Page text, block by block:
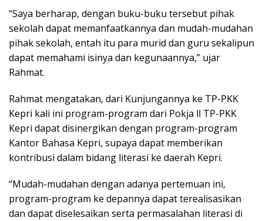
“Saya berharap, dengan buku-buku tersebut pihak
sekolah dapat memanfaatkannya dan mudah-mudahan
pihak sekolah, entah itu para murid dan guru sekalipun
dapat memahami isinya dan kegunaannya,” ujar
Rahmat.
Rahmat mengatakan, dari Kunjungannya ke TP-PKK
Kepri kali ini program-program dari Pokja ll TP-PKK
Kepri dapat disinergikan dengan program-program
Kantor Bahasa Kepri, supaya dapat memberikan
kontribusi dalam bidang literasi ke daerah Kepri.
“Mudah-mudahan dengan adanya pertemuan ini,
program-program ke depannya dapat terealisasikan
dan dapat diselesaikan serta permasalahan literasi di